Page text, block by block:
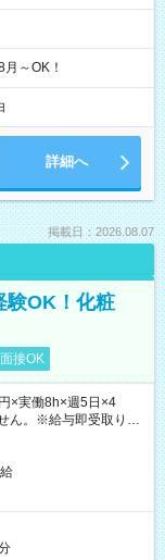
～OK！
詳細へ
掲載日：2026.08.07
験OK！化粧
接OK
×実働8h×週5日×4
ん。※給与即受取りサ